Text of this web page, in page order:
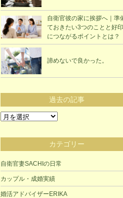
自衛官彼の家に挨拶へ｜準
ておきたい3つのことと好
につながるポイントとは？
諦めないで良かった。
過去の記事
過
の
カテゴリー
自衛官妻SACHIの日常
カップル・成婚実績
婚活アドバイザーERIKA